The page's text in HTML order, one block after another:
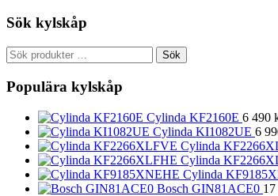
Sök kylskåp
Sök
efter:
Sök
Populära kylskåp
Cylinda KF2160E 6 490
Cylinda KI1082UE 6
Cylinda
Cylinda
Cylinda
Bosch GIN81ACE0